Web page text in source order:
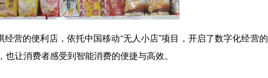
营的便利店，依托中国移动“无人小店”项目，开启了数字化经营
让消费者感受到智能消费的便捷与高效。